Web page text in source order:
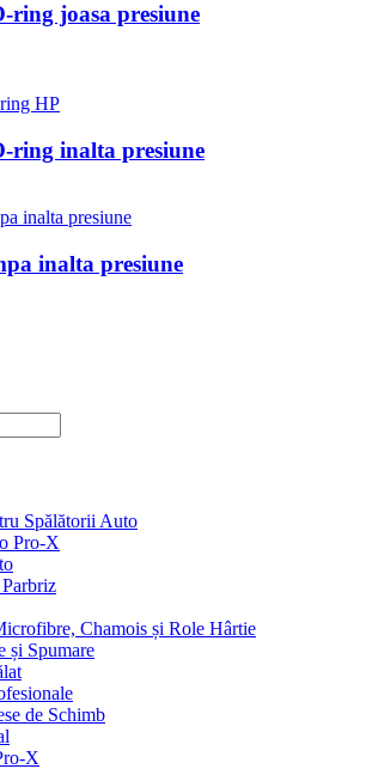
ring joasa presiune
ring inalta presiune
inalta presiune
Spălătorii Auto
Pro-X
Chamois și Role Hârtie
și Spumare
de Schimb
X